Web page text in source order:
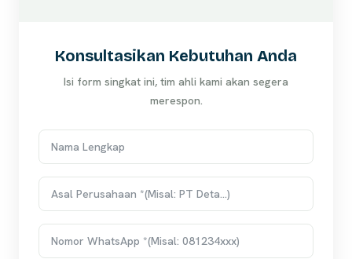
Konsultasikan Kebutuhan Anda
Isi form singkat ini, tim ahli kami akan segera
merespon.